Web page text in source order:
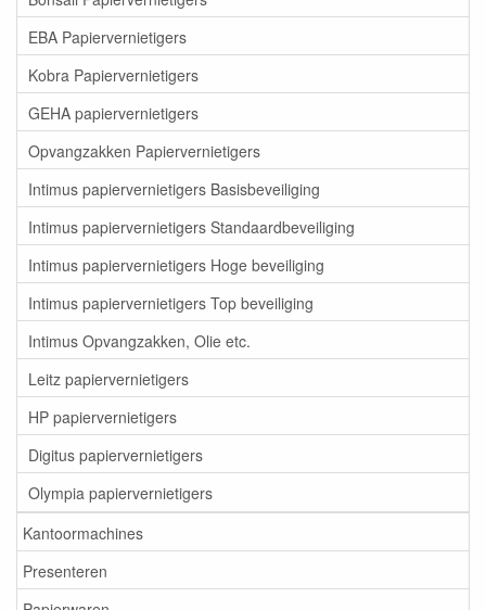
EBA Papiervernietigers
Kobra Papiervernietigers
GEHA papiervernietigers
Opvangzakken Papiervernietigers
Intimus papiervernietigers Basisbeveiliging
Intimus papiervernietigers Standaardbeveiliging
Intimus papiervernietigers Hoge beveiliging
Intimus papiervernietigers Top beveiliging
Intimus Opvangzakken, Olie etc.
Leitz papiervernietigers
HP papiervernietigers
Digitus papiervernietigers
Olympia papiervernietigers
Kantoormachines
Presenteren